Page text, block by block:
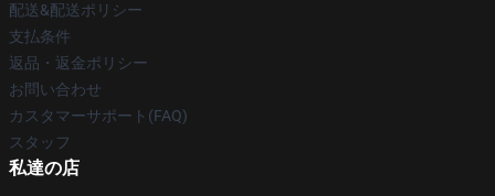
配送&配送ポリシー
支払条件
返品・返金ポリシー
お問い合わせ
カスタマーサポート(FAQ)
スタッフ
私達の店